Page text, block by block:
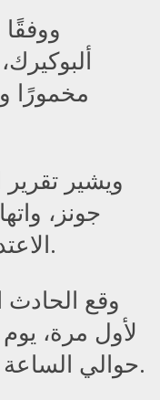
مخمورًا
ويشير
جونز،
الاعتداء والتدخل في الاتصالات.
وقع الحادث
حوالي الساعة 4 مساءً بالتوقيت المحلي.